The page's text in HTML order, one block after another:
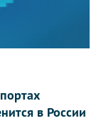
в России